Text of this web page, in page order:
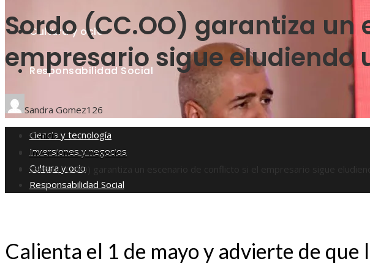
Cultura y ocio
Responsabilidad Social
Ciencia y tecnología
Inversiones y negocios
Cultura y ocio
Responsabilidad Social
Sordo (CC.OO) garantiza
empresario sigue eludiendo
Sandra Gomez126
Inicio
Inversiones y negocios
Sordo (CC.OO) garantiza un escenario de conflicto si el empresario sigue
Calienta el 1 de mayo y advierte de que